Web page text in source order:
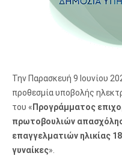
Την Παρασκευή 9 Ιουνίου
προθεσμία υποβολής
του « Προγράμματος
πρωτοβουλιών
επαγγελματιών ηλικίας
γυναίκες».